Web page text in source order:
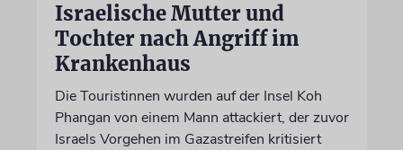
Israelische Mutter und
Tochter nach Angriff im
Krankenhaus
Die Touristinnen wurden auf der Insel Koh
Phangan von einem Mann attackiert, der zuvor
Israels Vorgehen im Gazastreifen kritisiert